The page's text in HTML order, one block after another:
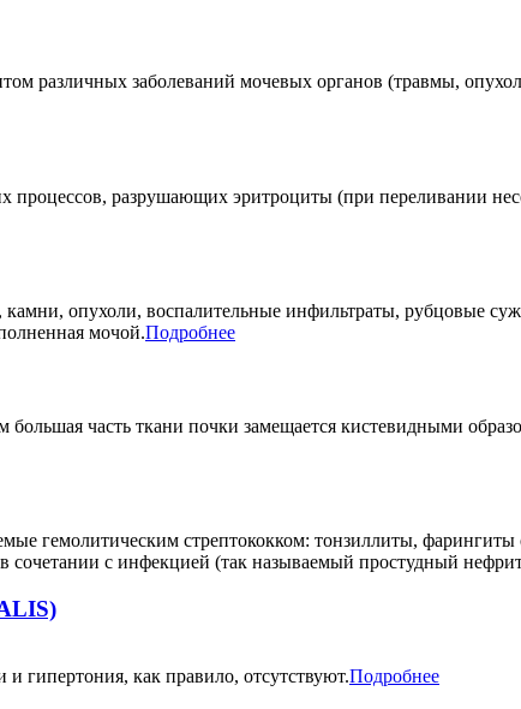
различных заболеваний мочевых органов (травмы,
процессов, разрушающих эритроциты (при переливании
опухоли, воспалительные инфильтраты, рубцовые
мочой.Подробнее
часть ткани почки замещается кистевидными
гемолитическим стрептококком: тонзиллиты, фарингиты
с инфекцией (так называемый простудный
гипертония, как правило, отсутствуют.Подробнее